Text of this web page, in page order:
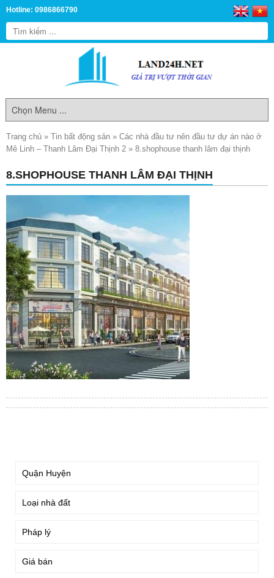
Hotline: 0986866790
Trang chủ » Tin bất động sản » Các nhà đầu tư nên đầu tư dự án nào ở
Mê Linh – Thanh Lâm Đại Thịnh 2 » 8.shophouse thanh lâm đại thịnh
8.SHOPHOUSE THANH LÂM ĐẠI THỊNH